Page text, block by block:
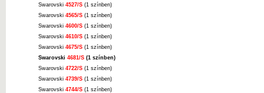
Swarovski 4527/S (1 színben)
Swarovski 4565/S (1 színben)
Swarovski 4600/S (1 színben)
Swarovski 4610/S (1 színben)
Swarovski 4675/S (1 színben)
Swarovski 4681/S (1 színben)
Swarovski 4722/S (1 színben)
Swarovski 4739/S (1 színben)
Swarovski 4744/S (1 színben)